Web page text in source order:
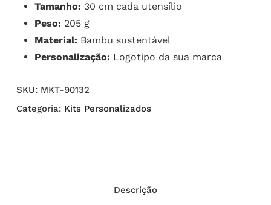
Tamanho: 30 cm cada utensílio
Peso: 205 g
Material: Bambu sustentável
Personalização: Logotipo da sua marca
SKU: MKT-90132
Categoria: Kits Personalizados
Descrição